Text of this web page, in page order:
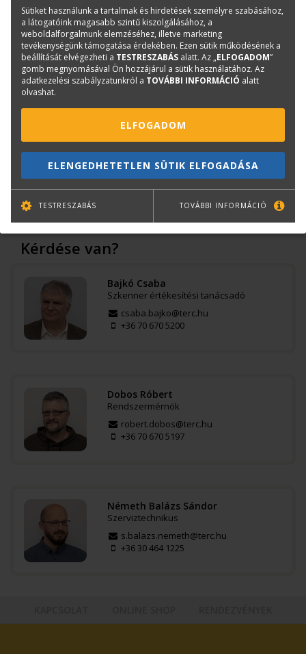
44e/SmartLF SG 44m/SmartLF SCi 36m/SmartLF SCi
36C/SmartLF SCi 36e/SmartLF SGi 36m/SmartLF SGi
36c/SmartLF SGi 36e/SmartLF SGi 44m/SmartLF SGi
44c/SmartLF SGi 44e
Termékinfó
Kategóriák
A0 méret
Nagyformátumú szkennerek
Kopó-és tisztítóanyagok
Márka:
Kérdése van?
Bajkó Csaba
Szkenner értékesítési tanácsadó
csaba.bajko@terc.hu
+36 70 670 5200
Dobos Róbert
Rendszermérnök
robert.dobos@terc.hu
+36 70 670 5197
Németh Balázs Sándor
Szerviztechnikus
s.balazs.nemeth@terc.hu
+36 30 464 1225
Sütiket használunk a tartalmak és hirdetések személyre szabásához,
a látogatóink magasabb szintű kiszolgálásához, a
weboldalforgalmunk elemzéséhez, illetve marketing
tevékenységünk támogatása érdekében. Ezen sütik működésének a
beállítását elvégezheti a TESTRESZABÁS alatt. Az „ELFOGADOM”
gomb megnyomásával Ön hozzájárul a sütik használatához. Az
adatkezelési szabályzatunkról a TOVÁBBI INFORMÁCIÓ alatt
olvashat.
ELFOGADOM
ELENGEDHETETLEN SÜTIK ELFOGADÁSA
TESTRESZABÁS TOVÁBBI INFORMÁCIÓ